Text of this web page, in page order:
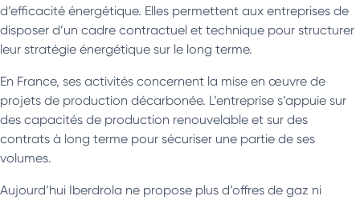
d’efficacité énergétique. Elles permettent aux entreprises de
disposer d’un cadre contractuel et technique pour structurer
leur stratégie énergétique sur le long terme.
En France, ses activités concernent la mise en œuvre de
projets de production décarbonée. L’entreprise s’appuie sur
des capacités de production renouvelable et sur des
contrats à long terme pour sécuriser une partie de ses
volumes.
Aujourd’hui Iberdrola ne propose plus d’offres de gaz ni